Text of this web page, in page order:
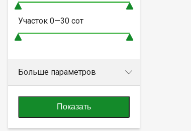
Участок 0—30сот
Больше параметров
Показать